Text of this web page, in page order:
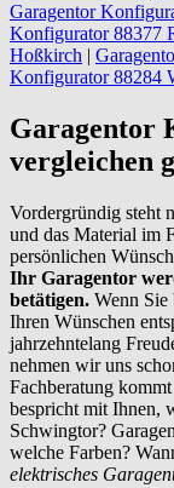
Garagentor
Konfigurator 88377
Hoßkirch |
Konfigurator 88284
Garagentor
vergleichen
Vordergründig steht
und das Material im
persönlichen
Ihr Garagentor
betätigen. Wenn Sie
Ihren Wünschen
jahrzehntelang
nehmen wir uns
Fachberatung
bespricht mit Ihnen,
Schwingtor?
welche Farben?
elektrisches